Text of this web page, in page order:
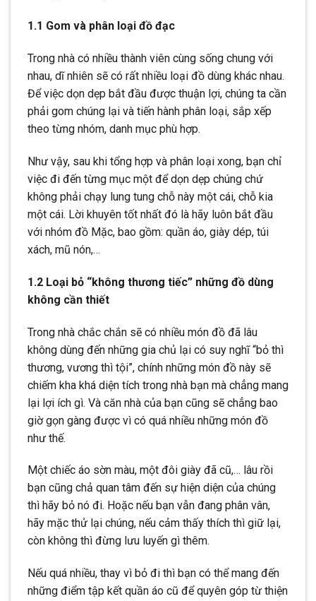
1.1 Gom và phân loại đồ đạc
Trong nhà có nhiều thành viên cùng sống chung với
nhau, dĩ nhiên sẽ có rất nhiều loại đồ dùng khác nhau.
Để việc dọn dẹp bắt đầu được thuận lợi, chúng ta cần
phải gom chúng lại và tiến hành phân loại, sắp xếp
theo từng nhóm, danh mục phù hợp.
Như vậy, sau khi tổng hợp và phân loại xong, bạn chỉ
việc đi đến từng mục một để dọn dẹp chúng chứ
không phải chạy lung tung chỗ này một cái, chỗ kia
một cái. Lời khuyên tốt nhất đó là hãy luôn bắt đầu
với nhóm đồ Mặc, bao gồm: quần áo, giày dép, túi
xách, mũ nón,…
1.2 Loại bỏ “không thương tiếc” những đồ dùng
không cần thiết
Trong nhà chắc chắn sẽ có nhiều món đồ đã lâu
không dùng đến những gia chủ lại có suy nghĩ “bỏ thì
thương, vương thì tội”, chính những món đồ này sẽ
chiếm kha khá diện tích trong nhà bạn mà chẳng mang
lại lợi ích gì. Và căn nhà của bạn cũng sẽ chẳng bao
giờ gọn gàng được vì có quá nhiều những món đồ
như thế.
Một chiếc áo sờn màu, một đôi giày đã cũ,… lâu rồi
bạn cũng chả quan tâm đến sự hiện diện của chúng
thì hãy bỏ nó đi. Hoặc nếu bạn vẫn đang phân vân,
hãy mặc thử lại chúng, nếu cảm thấy thích thì giữ lại,
còn không thì đừng lưu luyến gì thêm.
Nếu quá nhiều, thay vì bỏ đi thì bạn có thể mang đến
những điểm tập kết quần áo cũ để quyên góp từ thiện